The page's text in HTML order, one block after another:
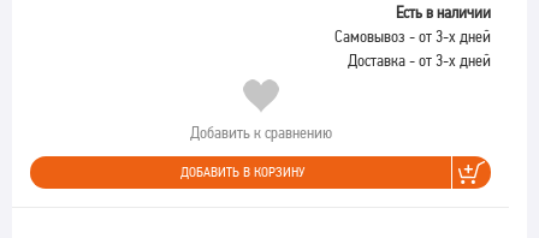
Есть в наличии
Самовывоз - от 3-х дней
Доставка - от 3-х дней
Добавить к сравнению
ДОБАВИТЬ В КОРЗИНУ